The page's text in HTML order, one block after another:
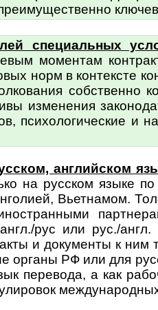
специальных
моментам
норм в контексте
собственно
изменения
психоло­гические и
английском
на русском языке
Вьетнамом.
рус или рус./
и документы к
органы РФ или для
перевода, а как